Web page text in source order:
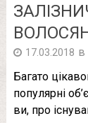
17.03.2018 в
Багато
популярні
ви, про